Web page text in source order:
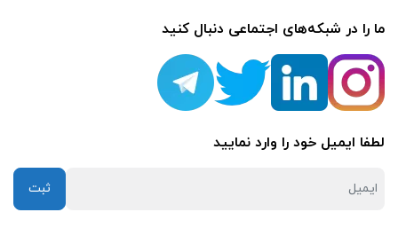
ما را در شبکه‌های اجتماعی دنبال کنید
لطفا ایمیل خود را وارد نمایید